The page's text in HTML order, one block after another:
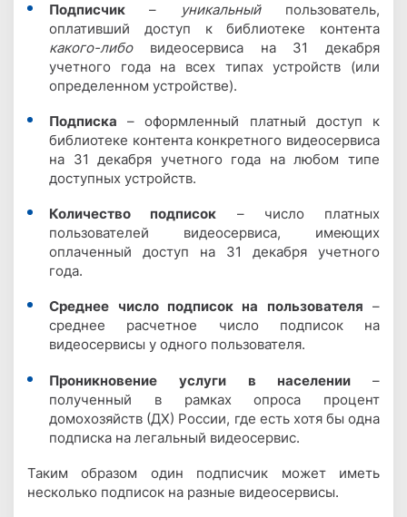
Подписчик– уникальныйпользователь,
оплативший доступ к библиотеке контента
какого-либовидеосервиса на 31 декабря
учетного года на всех типах устройств (или
определенном устройстве).
Подписка – оформленный платный доступ к
библиотеке контента конкретного видеосервиса
на 31 декабря учетного года на любом типе
доступных устройств.
Количество подписок – число платных
пользователей видеосервиса, имеющих
оплаченный доступ на 31 декабря учетного
года.
Среднее число подписок на пользователя –
среднее расчетное число подписок на
видеосервисы у одного пользователя.
Проникновение услуги в населении –
полученный в рамках опроса процент
домохозяйств (ДХ) России, где есть хотя бы одна
подписка на легальный видеосервис.
Таким образом один подписчик может иметь
несколько подписок на разные видеосервисы.